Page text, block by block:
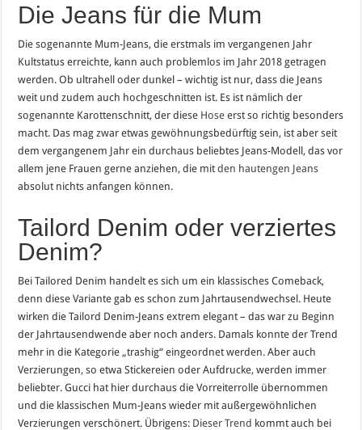
Die Jeans für die Mum
Die sogenannte Mum-Jeans, die erstmals im vergangenen Jahr
Kultstatus erreichte, kann auch problemlos im Jahr 2018 getragen
werden. Ob ultrahell oder dunkel – wichtig ist nur, dass die Jeans
weit und zudem auch hochgeschnitten ist. Es ist nämlich der
sogenannte Karottenschnitt, der diese Hose erst so richtig besonders
macht. Das mag zwar etwas gewöhnungsbedürftig sein, ist aber seit
dem vergangenem Jahr ein durchaus beliebtes Jeans-Modell, das vor
allem jene Frauen gerne anziehen, die mitden hautengen Jeans
absolut nichts anfangen können.
Tailord Denim oder verziertes
Denim?
Bei Tailored Denim handelt es sich um ein klassisches Comeback,
denn diese Variante gab es schon zum Jahrtausendwechsel. Heute
wirken die Tailord Denim-Jeans extrem elegant – das war zu Beginn
der Jahrtausendwende aber noch anders. Damals konnte der Trend
mehr in die Kategorie „trashig“ eingeordnet werden. Aber auch
Verzierungen, so etwa Stickereien oder Aufdrucke, werden immer
beliebter. Gucci hat hier durchaus die Vorreiterrolle übernommen
und die klassischen Mum-Jeans wieder mit außergewöhnlichen
Verzierungen verschönert. Übrigens: Dieser Trend kommt auch bei